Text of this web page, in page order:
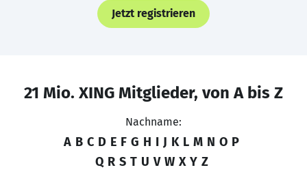
Jetzt registrieren
21 Mio. XING Mitglieder, von A bis Z
Nachname:
A B C D E F G H I J K L M N O P
Q R S T U V W X Y Z